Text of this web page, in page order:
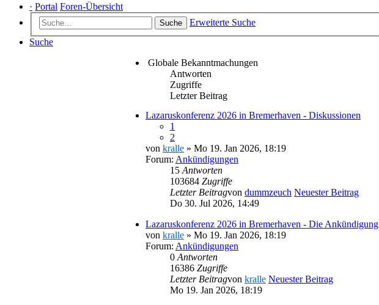
· Portal Foren-Übersicht
Suche
Erweiterte Suche
Suche
Globale Bekanntmachungen
Antworten
Zugriffe
Letzter Beitrag
Lazaruskonferenz 2026 in Bremerhaven - Diskussionen
1
2
von kralle » Mo 19. Jan 2026, 18:19
Forum: Ankündigungen
15Antworten
103684 Zugriffe
Letzter Beitragvon dummzeuch Neuester Beitrag
Do 30. Jul 2026, 14:49
Lazaruskonferenz 2026 in Bremerhaven - Die Ankündigung
von kralle » Mo 19. Jan 2026, 18:19
Forum: Ankündigungen
0Antworten
16386 Zugriffe
Letzter Beitragvon kralle Neuester Beitrag
Mo 19. Jan 2026, 18:19